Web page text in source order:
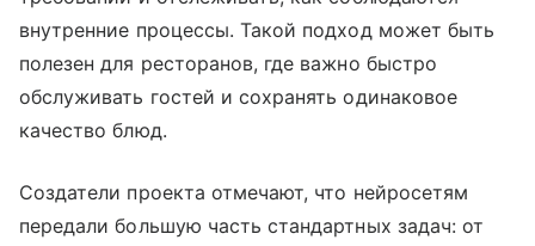
внутренние процессы. Такой подход может быть
полезен для ресторанов, где важно быстро
обслуживать гостей и сохранять одинаковое
качество блюд.
Создатели проекта отмечают, что нейросетям
передали большую часть стандартных задач: от